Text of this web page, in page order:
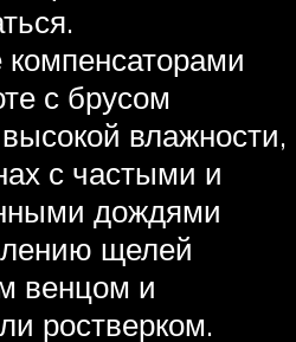
с брусом
влажности,
с частыми и
дождями
щелей
венцом и
ростверком.